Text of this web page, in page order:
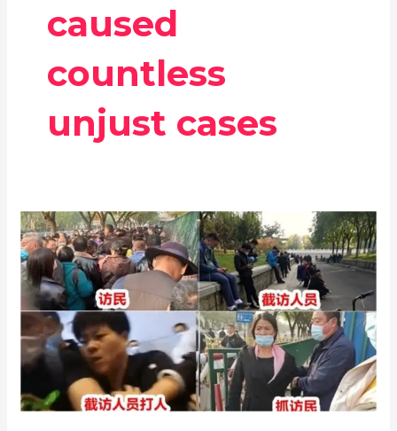
caused
countless
unjust cases
三
个
错
误
司
法
观
造